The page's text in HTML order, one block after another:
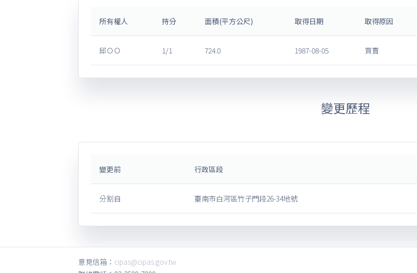
所有權人 持分 面積(平方公尺) 取得日期 取得原因
邱ＯＯ 1/1 724.0 1987-08-05 買賣
變更歷程
變更前 行政區段
分割自 臺南市白河區竹子門段26-34地號
意見信箱： cipas@cipas.gov.tw